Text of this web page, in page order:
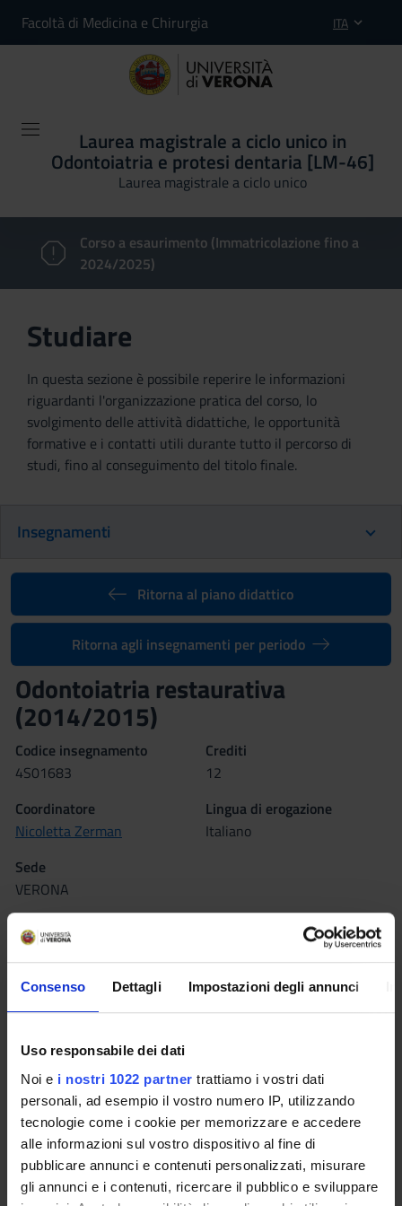
Consenso Dettagli Impostazioni degli annunci
Uso responsabile dei dati
Noi e i nostri 1022 partner trattiamo i vostri dati
personali, ad esempio il vostro numero IP, utilizzando
tecnologie come i cookie per memorizzare e accedere
alle informazioni sul vostro dispositivo al fine di
pubblicare annunci e contenuti personalizzati, misurare
gli annunci e i contenuti, ricercare il pubblico e sviluppare
Facoltà di Medicina e Chirurgia ITA
Laurea magistrale a ciclo unico in
Odontoiatria e protesi dentaria [LM-46]
Laurea magistrale a ciclo unico
Corso a esaurimento (Immatricolazione fino a
2024/2025)
Studiare
In questa sezione è possibile reperire le informazioni
riguardanti l'organizzazione pratica del corso, lo
svolgimento delle attività didattiche, le opportunità
formative e i contatti utili durante tutto il percorso di
studi, fino al conseguimento del titolo finale.
Insegnamenti
Ritorna al piano didattico
Ritorna agli insegnamenti per periodo
Odontoiatria restaurativa
(2014/2015)
Codice insegnamento
4S01683
Crediti
12
Coordinatore
Nicoletta Zerman
Lingua di erogazione
Italiano
Sede
VERONA
Seminari
L'insegnamento è organizzato come segue:
ENDODONZIA
Crediti
5
Periodo
PRIMO SEMESTRE
Sede
VERONA
Docenti
Nicoletta Zerman